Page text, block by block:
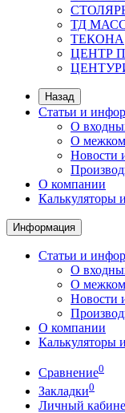
ТД
ТЕКОНА
ЦЕНТР
Назад
Статьи и
О
О
Новости
О компании
Калькуляторы
Информация
Статьи и
О
О
Новости
О компании
Калькуляторы
Сравнение0
Закладки0
Личный